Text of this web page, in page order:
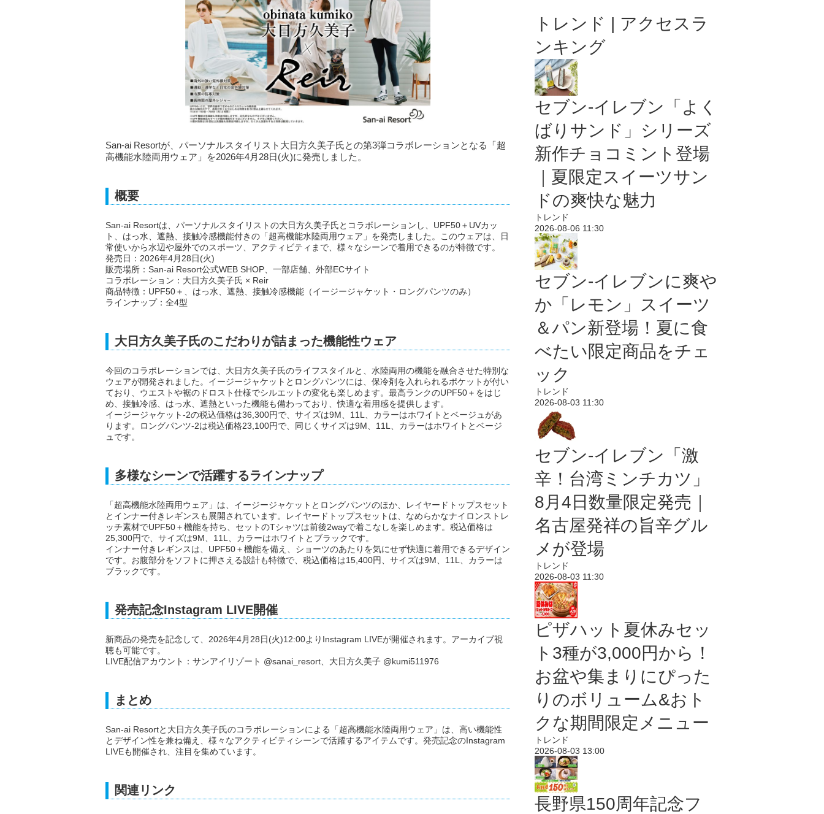
San-ai Resortが、パーソナルスタイリスト大日方久美子氏との第3弾コラボレーションとなる「超
高機能水陸両用ウェア」を2026年4月28日(火)に発売しました。
概要
San-ai Resortは、パーソナルスタイリストの大日方久美子氏とコラボレーションし、UPF50＋UVカッ
ト、はっ水、遮熱、接触冷感機能付きの「超高機能水陸両用ウェア」を発売しました。このウェアは、日
常使いから水辺や屋外でのスポーツ、アクティビティまで、様々なシーンで着用できるのが特徴です。
発売日：2026年4月28日(火)
販売場所：San-ai Resort公式WEB SHOP、一部店舗、外部ECサイト
コラボレーション：大日方久美子氏 × Reir
商品特徴：UPF50＋、はっ水、遮熱、接触冷感機能（イージージャケット・ロングパンツのみ）
ラインナップ：全4型
大日方久美子氏のこだわりが詰まった機能性ウェア
今回のコラボレーションでは、大日方久美子氏のライフスタイルと、水陸両用の機能を融合させた特別な
ウェアが開発されました。イージージャケットとロングパンツには、保冷剤を入れられるポケットが付い
ており、ウエストや裾のドロスト仕様でシルエットの変化も楽しめます。最高ランクのUPF50＋をはじ
め、接触冷感、はっ水、遮熱といった機能も備わっており、快適な着用感を提供します。
イージージャケット-2の税込価格は36,300円で、サイズは9M、11L、カラーはホワイトとベージュがあ
ります。ロングパンツ-2は税込価格23,100円で、同じくサイズは9M、11L、カラーはホワイトとベージ
ュです。
多様なシーンで活躍するラインナップ
「超高機能水陸両用ウェア」は、イージージャケットとロングパンツのほか、レイヤードトップスセット
とインナー付きレギンスも展開されています。レイヤードトップスセットは、なめらかなナイロンストレ
ッチ素材でUPF50＋機能を持ち、セットのTシャツは前後2wayで着こなしを楽しめます。税込価格は
25,300円で、サイズは9M、11L、カラーはホワイトとブラックです。
インナー付きレギンスは、UPF50＋機能を備え、ショーツのあたりを気にせず快適に着用できるデザイン
です。お腹部分をソフトに押さえる設計も特徴で、税込価格は15,400円、サイズは9M、11L、カラーは
ブラックです。
発売記念Instagram LIVE開催
新商品の発売を記念して、2026年4月28日(火)12:00よりInstagram LIVEが開催されます。アーカイブ視
聴も可能です。
LIVE配信アカウント：サンアイリゾート @sanai_resort、大日方久美子 @kumi511976
まとめ
San-ai Resortと大日方久美子氏のコラボレーションによる「超高機能水陸両用ウェア」は、高い機能性
とデザイン性を兼ね備え、様々なアクティビティシーンで活躍するアイテムです。発売記念のInstagram
LIVEも開催され、注目を集めています。
関連リンク
トレンド | アクセスラ
ンキング
セブン‐イレブン「よく
ばりサンド」シリーズ
新作チョコミント登場
｜夏限定スイーツサン
ドの爽快な魅力
トレンド
2026-08-06 11:30
セブン‐イレブンに爽や
か「レモン」スイーツ
＆パン新登場！夏に食
べたい限定商品をチェ
ック
トレンド
2026-08-03 11:30
セブン-イレブン「激
辛！台湾ミンチカツ」
8月4日数量限定発売｜
名古屋発祥の旨辛グル
メが登場
トレンド
2026-08-03 11:30
ピザハット夏休みセッ
ト3種が3,000円から！
お盆や集まりにぴった
りのボリューム&おト
クな期間限定メニュー
トレンド
2026-08-03 13:00
長野県150周年記念フ